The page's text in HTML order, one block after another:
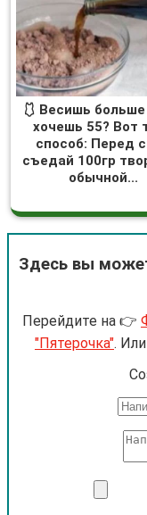
🩱 Весишь
хочешь 55? Вот
способ: Перед
съедай 100гр
обычной...
Здесь вы
Перейдите на 👉
"Пятерочка".